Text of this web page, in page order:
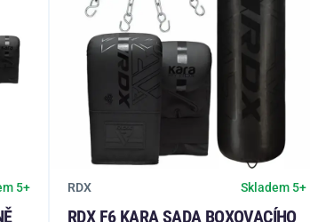
5+ RDX Skladem 5+
RDX F6 KARA SADA BOXOVACÍHO